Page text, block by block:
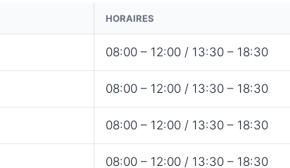
HORAIRES
08:00 – 12:00 / 13:30 – 18:30
08:00 – 12:00 / 13:30 – 18:30
08:00 – 12:00 / 13:30 – 18:30
08:00 – 12:00 / 13:30 – 18:30